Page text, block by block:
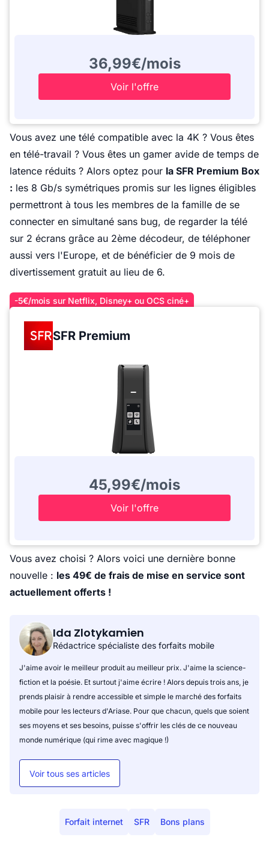
36,99€/mois
Voir l'offre
Vous avez une télé compatible avec la 4K ? Vous êtes
en télé-travail ? Vous êtes un gamer avide de temps de
latence réduits ? Alors optez pour la SFR Premium Box
: les 8 Gb/s symétriques promis sur les lignes éligibles
permettront à tous les membres de la famille de se
connecter en simultané sans bug, de regarder la télé
sur 2 écrans grâce au 2ème décodeur, de téléphoner
aussi vers l'Europe, et de bénéficier de 9 mois de
divertissement gratuit au lieu de 6.
-5€/mois sur Netflix, Disney+ ou OCS ciné+
SFR Premium
45,99€/mois
Voir l'offre
Vous avez choisi ? Alors voici une dernière bonne
nouvelle : les 49€ de frais de mise en service sont
actuellement offerts !
Ida Zlotykamien
Rédactrice spécialiste des forfaits mobile
J'aime avoir le meilleur produit au meilleur prix. J'aime la science-
fiction et la poésie. Et surtout j'aime écrire ! Alors depuis trois ans, je
prends plaisir à rendre accessible et simple le marché des forfaits
mobile pour les lecteurs d'Ariase. Pour que chacun, quels que soient
ses moyens et ses besoins, puisse s'offrir les clés de ce nouveau
monde numérique (qui rime avec magique !)
Voir tous ses articles
Forfait internet SFR Bons plans